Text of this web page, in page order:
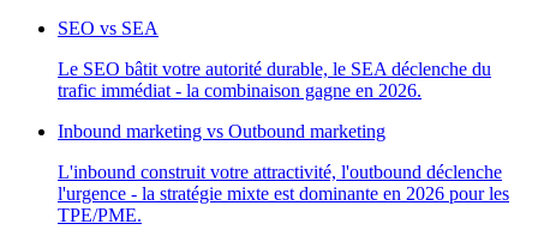
SEO vs SEA
Le SEO bâtit votre autorité durable, le SEA déclenche du
trafic immédiat - la combinaison gagne en 2026.
Inbound marketing vs Outbound marketing
L'inbound construit votre attractivité, l'outbound déclenche
l'urgence - la stratégie mixte est dominante en 2026 pour les
TPE/PME.